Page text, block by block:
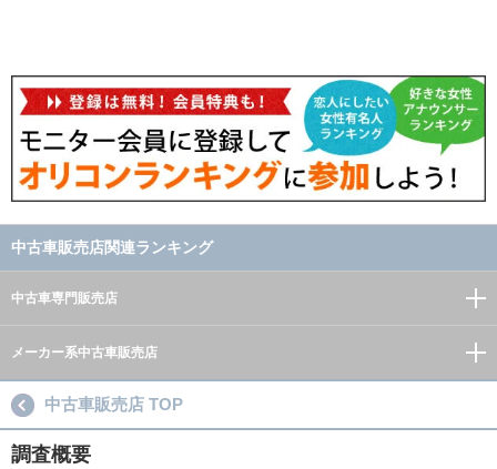
中古車販売店関連ランキング
中古車専門販売店
メーカー系中古車販売店
中古車販売店 TOP
調査概要